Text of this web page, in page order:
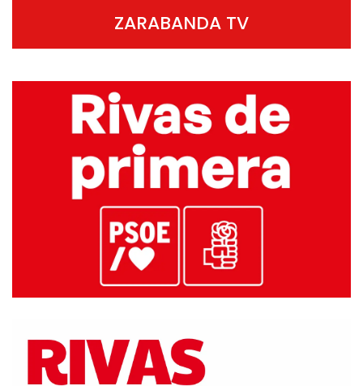
ZARABANDA TV